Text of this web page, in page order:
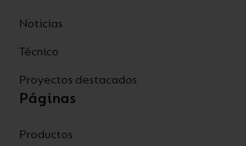
Noticias
Técnico
Proyectos destacados
Páginas
Productos